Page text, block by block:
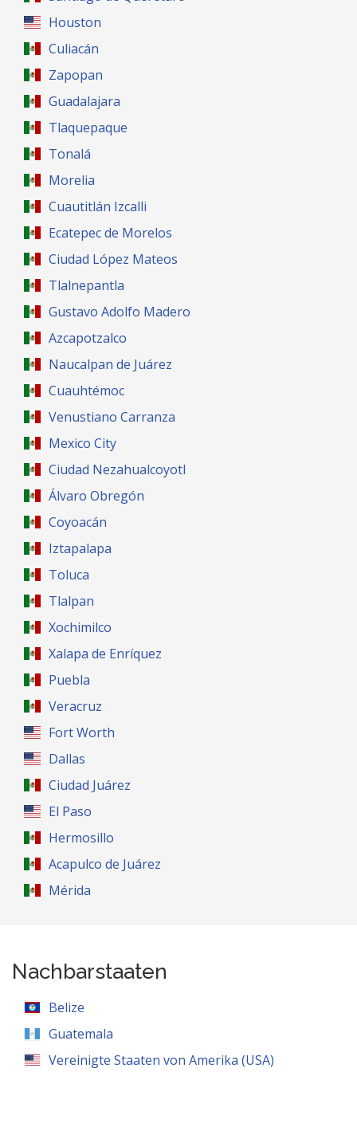
Houston
Culiacán
Zapopan
Guadalajara
Tlaquepaque
Tonalá
Morelia
Cuautitlán Izcalli
Ecatepec de Morelos
Ciudad López Mateos
Tlalnepantla
Gustavo Adolfo Madero
Azcapotzalco
Naucalpan de Juárez
Cuauhtémoc
Venustiano Carranza
Mexico City
Ciudad Nezahualcoyotl
Álvaro Obregón
Coyoacán
Iztapalapa
Toluca
Tlalpan
Xochimilco
Xalapa de Enríquez
Puebla
Veracruz
Fort Worth
Dallas
Ciudad Juárez
El Paso
Hermosillo
Acapulco de Juárez
Mérida
Nachbarstaaten
Belize
Guatemala
Vereinigte Staaten von Amerika (USA)